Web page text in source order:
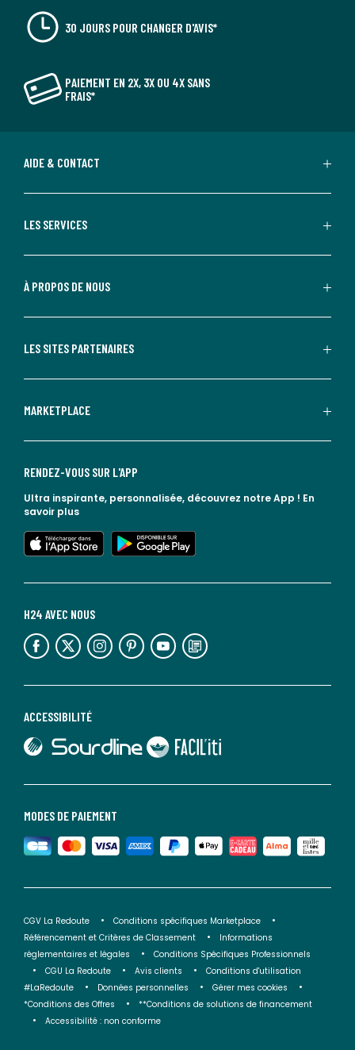
30 JOURS POUR CHANGER D'AVIS*
PAIEMENT EN 2X, 3X OU 4X SANS
FRAIS*
AIDE & CONTACT
LES SERVICES
À PROPOS DE NOUS
LES SITES PARTENAIRES
MARKETPLACE
MODES DE PAIEMENT
ACCESSIBILITÉ
lien vers Sourdline
lien vers Faciliti
H24 AVEC NOUS
lien vers l'espace réseaux sociaux lien vers l'espace réseaux sociaux lien vers l'espace réseaux sociaux lien vers l'espace réseaux sociaux lien vers l'espace réseaux sociaux lien vers le blog la redoute
RENDEZ-VOUS SUR L'APP
Ultra inspirante, personnalisée, découvrez notre App ! En
savoir plus
lien vers l'app store
lien vers google play
CGV La Redoute
Conditions spécifiques Marketplace
Référencement et Critères de Classement
Informations
réglementaires et légales
Conditions Spécifiques Professionnels
CGU La Redoute
Avis clients
Conditions d'utilisation
#LaRedoute
Données personnelles
Gérer mes cookies
*Conditions des Offres
**Conditions de solutions de financement
Accessibilité : non conforme